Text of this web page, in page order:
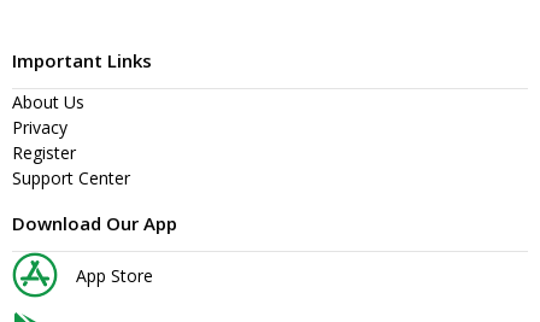
Important Links
About Us
Privacy
Register
Support Center
Download Our App
App Store